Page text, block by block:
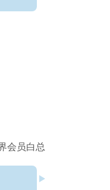
会员白总